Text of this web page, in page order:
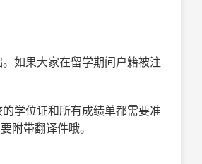
如果大家在留学期间户籍被注
学位证和所有成绩单都需要准
附带翻译件哦。